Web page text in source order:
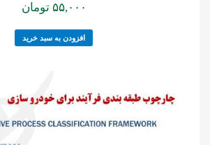
۵۵,۰۰۰ تومان
افزودن به سبد خرید